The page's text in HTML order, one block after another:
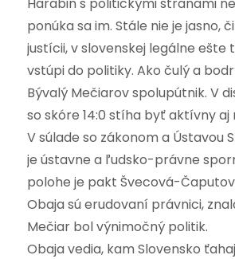
ponúka sa im. Stále nie je jasno,
justícii, v slovenskej legálne ešte
vstúpi do politiky. Ako čulý a
Bývalý Mečiarov spolupútnik. V
so skóre 14:0 stíha byť aktívny aj
V súlade so zákonom a Ústavou
je ústavne a ľudsko-právne
polohe je pakt Švecová-
Obaja sú erudovaní právnici,
Mečiar bol výnimočný politik.
Obaja vedia, kam Slovensko